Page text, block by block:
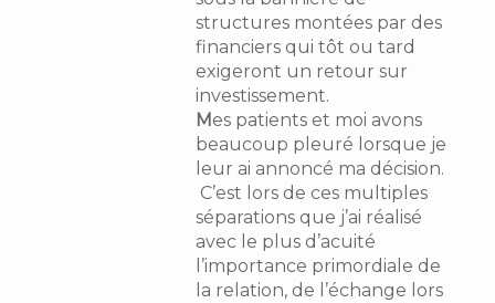
structures montées par des
financiers qui tôt ou tard
exigeront un retour sur
investissement.
Mes patients et moi avons
beaucoup pleuré lorsque je
leur ai annoncé ma décision.
C’est lors de ces multiples
séparations que j’ai réalisé
avec le plus d’acuité
l’importance primordiale de
la relation, de l’échange lors